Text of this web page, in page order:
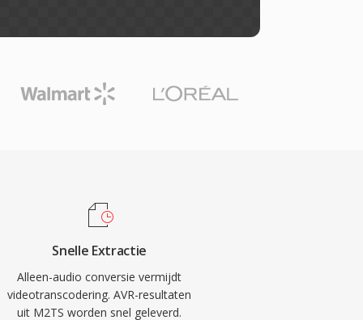
Snelle Extractie
Alleen-audio conversie vermijdt
videotranscodering. AVR-resultaten
uit M2TS worden snel geleverd.